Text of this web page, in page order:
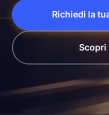
Richiedi la
Scopri